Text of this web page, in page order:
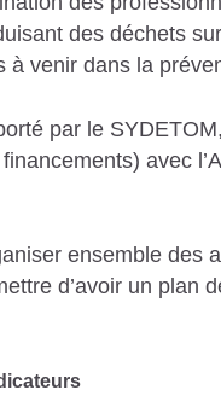
des déchets
à venir dans la
par le
avec
ensemble des
d’avoir un plan